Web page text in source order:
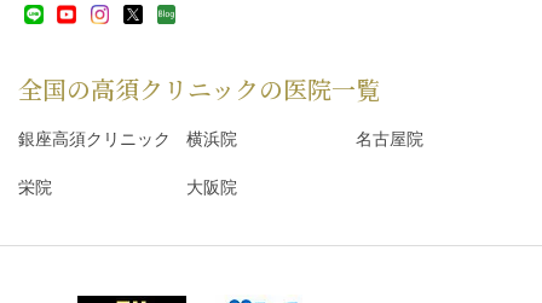
全国の高須クリニックの医院一覧
銀座高須クリニック 横浜院 名古屋院
栄院 大阪院